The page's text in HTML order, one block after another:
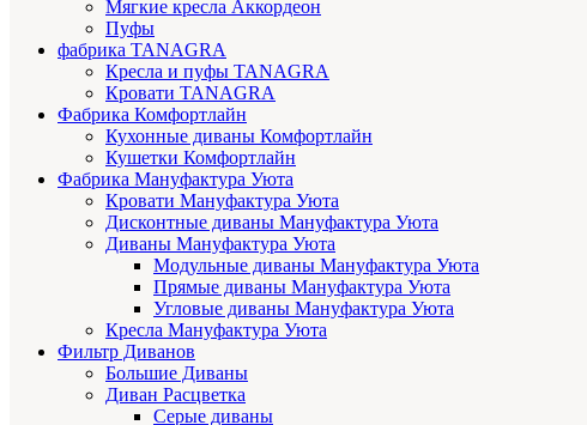
Мягкие кресла Аккордеон
Пуфы
фабрика TANAGRA
Кресла и пуфы TANAGRA
Кровати TANAGRA
Фабрика Комфортлайн
Кухонные диваны Комфортлайн
Кушетки Комфортлайн
Фабрика Мануфактура Уюта
Кровати Мануфактура Уюта
Дисконтные диваны Мануфактура Уюта
Диваны Мануфактура Уюта
Модульные диваны Мануфактура Уюта
Прямые диваны Мануфактура Уюта
Угловые диваны Мануфактура Уюта
Кресла Мануфактура Уюта
Фильтр Диванов
Большие Диваны
Диван Расцветка
Серые диваны